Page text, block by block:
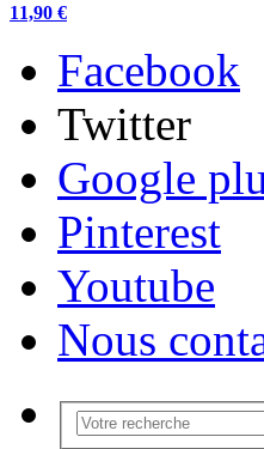
11,90 €
Facebook
Twitter
Google
Pinterest
Youtube
Nous